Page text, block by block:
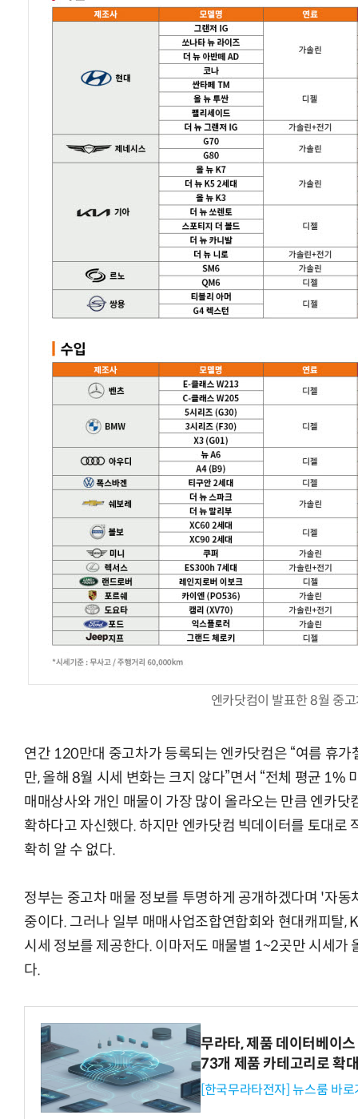
엔카닷컴이 발표한 8월 중
연간 120만대 중고차가 등록되는 엔카닷컴은 “여름 휴
만, 올해 8월 시세 변화는 크지 않다”면서 “전체 평균 1%
매매상사와 개인 매물이 가장 많이 올라오는 만큼 엔카
확하다고 자신했다. 하지만 엔카닷컴 빅데이터를 토대로
확히 알 수 없다.
정부는 중고차 매물 정보를 투명하게 공개하겠다며 '자
중이다. 그러나 일부 매매사업조합연합회와 현대캐피탈,
시세 정보를 제공한다. 이마저도 매물별 1~2곳만 시세가
다.
무라타, 제품 데이터베이
73개 제품 카테고리로 확
[한국무라타전자] 뉴스룸 바로